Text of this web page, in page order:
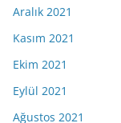
Aralık 2021
Kasım 2021
Ekim 2021
Eylül 2021
Ağustos 2021